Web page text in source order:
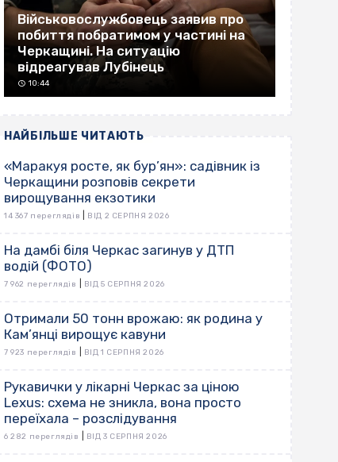
Військовослужбовець заявив про
побиття побратимом у частині на
Черкащині. На ситуацію
відреагував Лубінець
10:44
НАЙБІЛЬШЕ ЧИТАЮТЬ
«Маракуя росте, як бур’ян»: садівник із
Черкащини розповів секрети
вирощування екзотики
14 367 переглядів ВІД 2 СЕРПНЯ 2026
На дамбі біля Черкас загинув у ДТП
водій (ФОТО)
7 962 переглядів ВІД 5 СЕРПНЯ 2026
Отримали 50 тонн врожаю: як родина у
Кам’янці вирощує кавуни
7 923 переглядів ВІД 1 СЕРПНЯ 2026
Рукавички у лікарні Черкас за ціною
Lexus: схема не зникла, вона просто
переїхала – розслідування
6 282 переглядів ВІД 3 СЕРПНЯ 2026